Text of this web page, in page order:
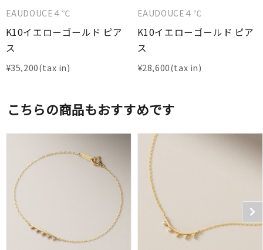
EAUDOUCE４℃
K10イエローゴールド ピア
ス
¥35,200
EAUDOUCE４℃
K10イエローゴールド ピア
ス
¥28,600
こちらの商品もおすすめです